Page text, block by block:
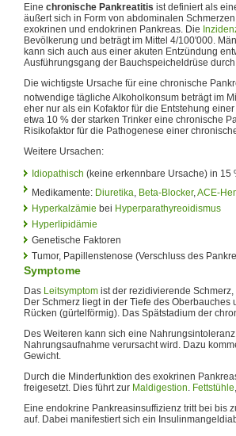
Eine chronische Pankreatitis ist definiert als
äußert sich in Form von abdominalen
exokrinen und endokrinen Pankreas. Die
Bevölkerung und beträgt im Mittel 4/100'000.
kann sich auch aus einer akuten Entzündung
Ausführungsgang der Bauchspeicheldrüse
Die wichtigste Ursache für eine chronische
notwendige tägliche Alkoholkonsum beträgt im
eher nur als ein Kofaktor für die Entstehung
etwa 10 % der starken Trinker eine chronische
Risikofaktor für die Pathogenese einer
Weitere Ursachen:
Idiopathisch (keine erkennbare Ursache) in 15
Medikamente: Diuretika, Beta-Blocker,ACE-
Hyperkalzämie bei Hyperparathyreoidismus
Hyperlipidämie
Genetische Faktoren
Tumor, Papillenstenose (Verschluss des
Symptome
Das Leitsymptom ist der rezidivierende
Der Schmerz liegt in der Tiefe des
Rücken (gürtelförmig). Das Spätstadium der
Des Weiteren kann sich eine
Nahrungsaufnahme verursacht wird. Dazu
Gewicht.
Durch die Minderfunktion des exokrinen
freigesetzt. Dies führt zur Maldigestion. Fettstühle,
Eine endokrine Pankreasinsuffizienz tritt bei bis
auf. Dabei manifestiert sich ein